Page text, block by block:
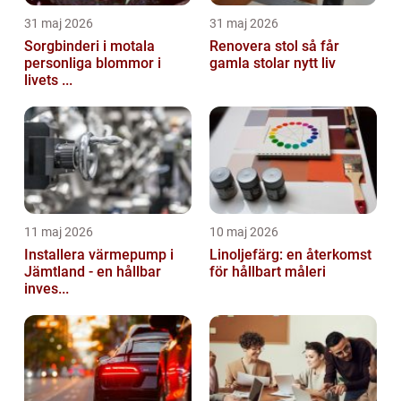
31 maj 2026
Sorgbinderi i motala
personliga blommor i
livets ...
31 maj 2026
Renovera stol så får
gamla stolar nytt liv
11 maj 2026
Installera värmepump i
Jämtland - en hållbar
inves...
10 maj 2026
Linoljefärg: en återkomst
för hållbart måleri